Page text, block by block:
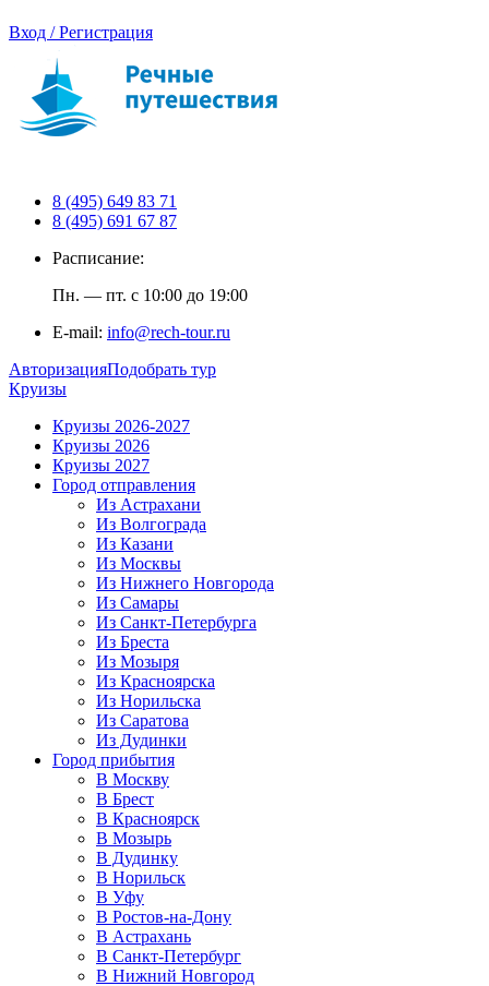
Вход / Регистрация
8 (495) 649 83 71
8 (495) 691 67 87
Расписание:
Пн. — пт. с 10:00 до 19:00
E-mail: info@rech-tour.ru
АвторизацияПодобрать тур
Круизы
Круизы 2026-2027
Круизы 2026
Круизы 2027
Город отправления
Из Астрахани
Из Волгограда
Из Казани
Из Москвы
Из Нижнего Новгорода
Из Самары
Из Санкт-Петербурга
Из Бреста
Из Мозыря
Из Красноярска
Из Норильска
Из Саратова
Из Дудинки
Город прибытия
В Москву
В Брест
В Красноярск
В Мозырь
В Дудинку
В Норильск
В Уфу
В Ростов-на-Дону
В Астрахань
В Санкт-Петербург
В Нижний Новгород